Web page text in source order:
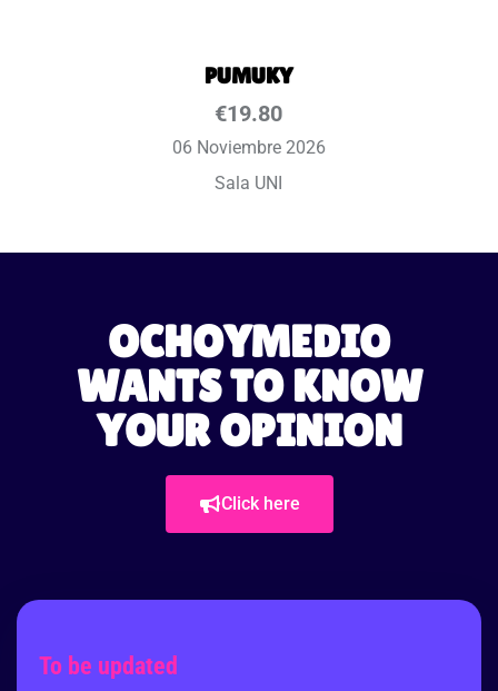
PUMUKY
€19.80
06 Noviembre 2026
Sala UNI
OCHOYMEDIO
WANTS TO KNOW
YOUR OPINION
Click here
To be updated